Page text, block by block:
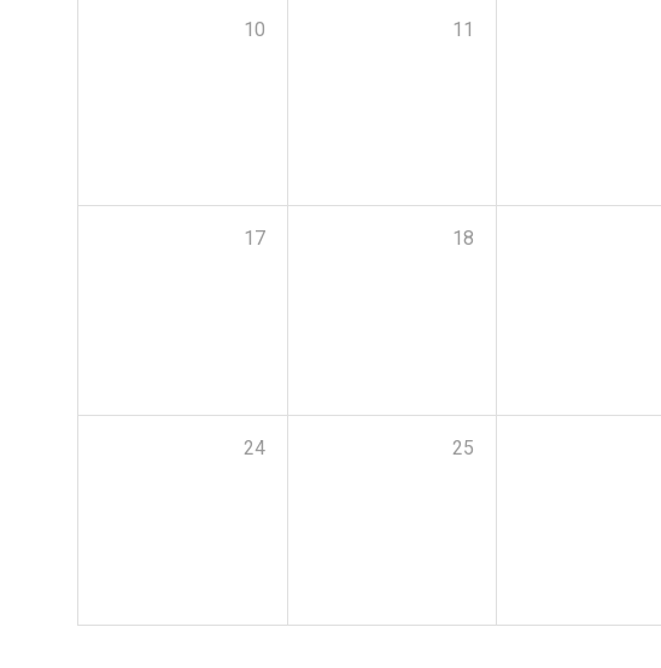
10 11
17 18
24 25